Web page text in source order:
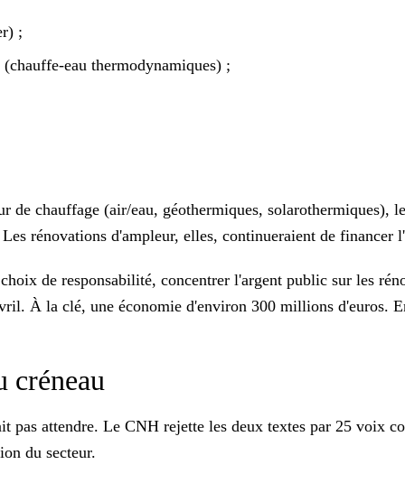
;
eau thermodynamiques) ;
de chauffage (air/eau, géothermiques, solarothermiques),
rénovations d'ampleur, elles, continueraient de financer
de responsabilité, concentrer l'argent public sur les
À la clé, une économie d'environ 300 millions d'euros.
créneau
pas attendre. Le CNH rejette les deux textes par 25 voix
du secteur.